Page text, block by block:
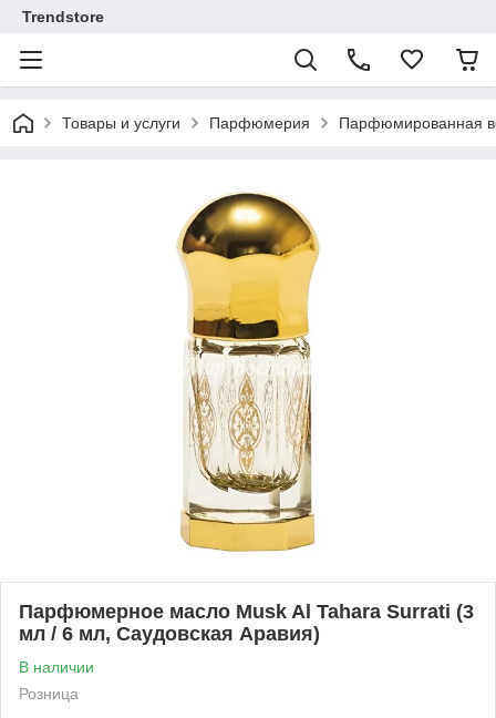
Trendstore
Товары и услуги Парфюмерия Парфюмированная
Парфюмерное масло Musk Al Tahara Surrati (3
мл / 6 мл, Саудовская Аравия)
В наличии
Розница